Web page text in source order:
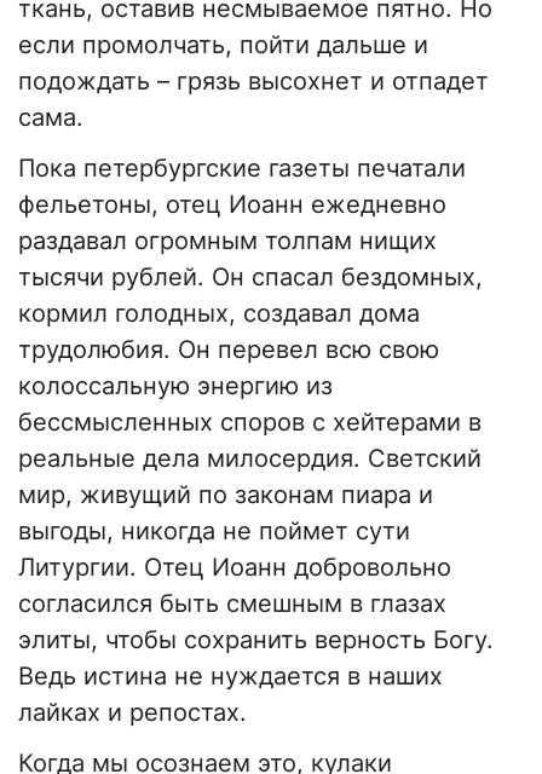
ткань, оставив несмываемое пятно. Но
если промолчать, пойти дальше и
подождать – грязь высохнет и отпадет
сама.
Пока петербургские газеты печатали
фельетоны, отец Иоанн ежедневно
раздавал огромным толпам нищих
тысячи рублей. Он спасал бездомных,
кормил голодных, создавал дома
трудолюбия. Он перевел всю свою
колоссальную энергию из
бессмысленных споров с хейтерами в
реальные дела милосердия. Светский
мир, живущий по законам пиара и
выгоды, никогда не поймет сути
Литургии. Отец Иоанн добровольно
согласился быть смешным в глазах
элиты, чтобы сохранить верность Богу.
Ведь истина не нуждается в наших
лайках и репостах.
Когда мы осознаем это, кулаки